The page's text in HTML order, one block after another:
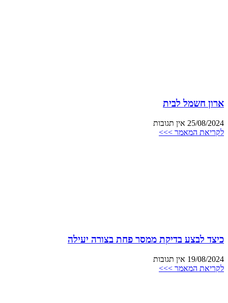
ארון חשמל לבית
25/08/2024 אין תגובות
לקריאת המאמר >>>
כיצד לבצע בדיקת ממסר פחת בצורה יעילה
19/08/2024 אין תגובות
לקריאת המאמר >>>